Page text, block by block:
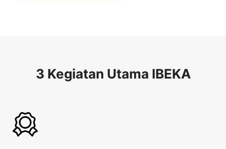
3 Kegiatan Utama IBEKA